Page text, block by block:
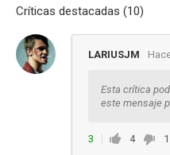
Críticas destacadas (10)
LARIUSJM
Esta crítica
este mensaje
3 4 1